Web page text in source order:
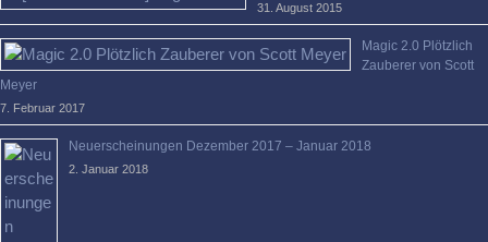
31. August 2015
Magic 2.0 Plötzlich
Zauberer von Scott
Meyer
7. Februar 2017
Neuerscheinungen Dezember 2017 – Januar 2018
2. Januar 2018